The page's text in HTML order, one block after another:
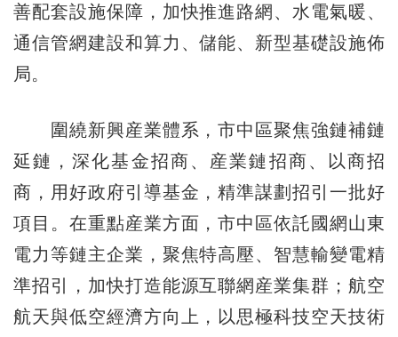
善配套設施保障，加快推進路網、水電氣暖、
通信管網建設和算力、儲能、新型基礎設施佈
局。
圍繞新興産業體系，市中區聚焦強鏈補鏈
延鏈，深化基金招商、産業鏈招商、以商招
商，用好政府引導基金，精準謀劃招引一批好
項目。在重點産業方面，市中區依託國網山東
電力等鏈主企業，聚焦特高壓、智慧輸變電精
準招引，加快打造能源互聯網産業集群；航空
航天與低空經濟方向上，以思極科技空天技術